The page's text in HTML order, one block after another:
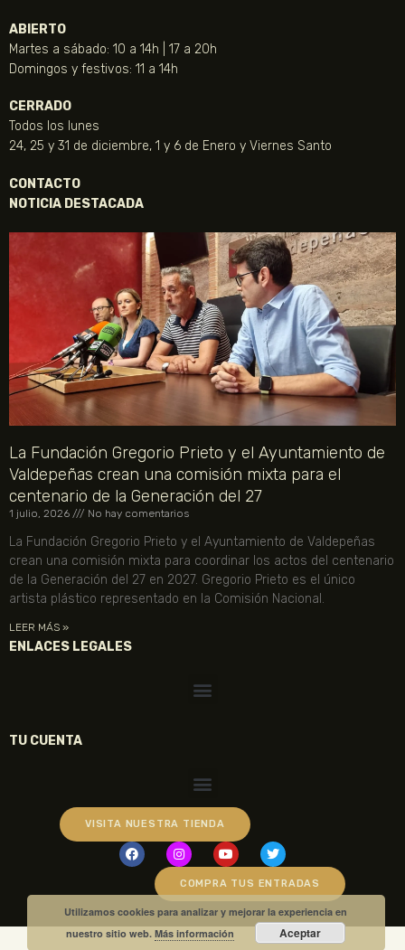
ABIERTO
Martes a sábado: 10 a 14h | 17 a 20h
Domingos y festivos: 11 a 14h
CERRADO
Todos los lunes
24, 25 y 31 de diciembre, 1 y 6 de Enero y Viernes Santo
CONTACTO
NOTICIA DESTACADA
La Fundación Gregorio Prieto y el Ayuntamiento de
Valdepeñas crean una comisión mixta para el
centenario de la Generación del 27
1 julio, 2026 No hay comentarios
La Fundación Gregorio Prieto y el Ayuntamiento de Valdepeñas
crean una comisión mixta para coordinar los actos del centenario
de la Generación del 27 en 2027. Gregorio Prieto es el único
artista plástico representado en la Comisión Nacional.
LEER MÁS »
ENLACES LEGALES
TU CUENTA
VISITA NUESTRA TIENDA
COMPRA TUS ENTRADAS
Utilizamos cookies para analizar y mejorar la experiencia en
nuestro sitio web.Más información Aceptar